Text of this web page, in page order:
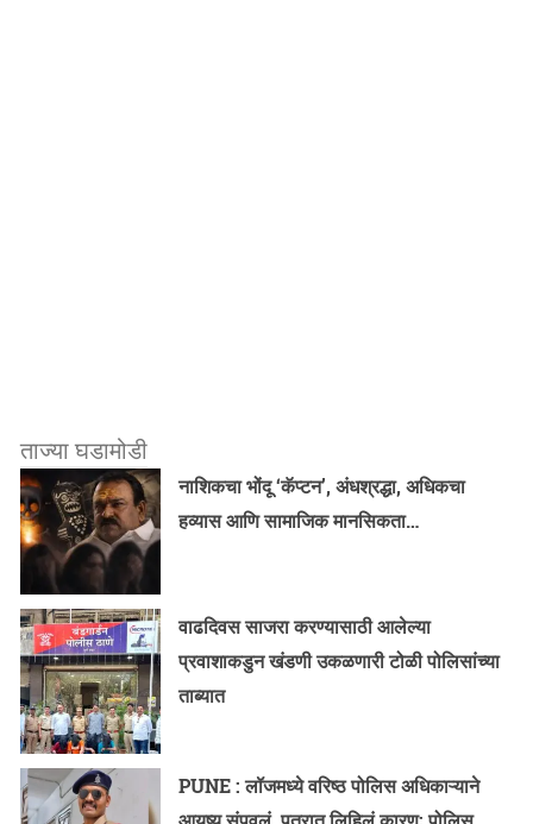
ताज्या घडामोडी
नाशिकचा भोंदू ‘कॅप्टन’, अंधश्रद्धा, अधिकचा
हव्यास आणि सामाजिक मानसिकता…
वाढदिवस साजरा करण्यासाठी आलेल्या
प्रवाशाकडुन खंडणी उकळणारी टोळी पोलिसांच्या
ताब्यात
PUNE : लॉजमध्ये वरिष्ठ पोलिस अधिकाऱ्याने